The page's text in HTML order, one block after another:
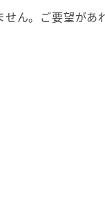
ん。ご要望があ